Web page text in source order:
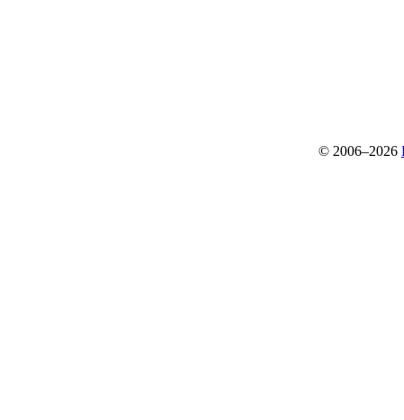
© 2006–2026